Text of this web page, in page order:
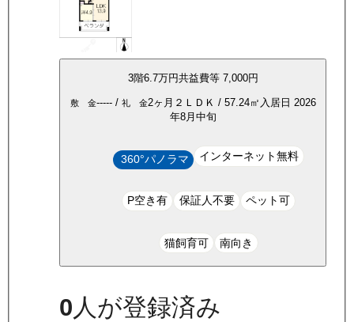
3階6.7万円共益費等 7,000円
敷 金-----/ 礼 金2ヶ月 ２ＬＤＫ / 57.24㎡ 入居日 2026
年8月中旬
360°パノラマ インターネット無料
P空き有 保証人不要 ペット可
猫飼育可 南向き
0 人が登録済み